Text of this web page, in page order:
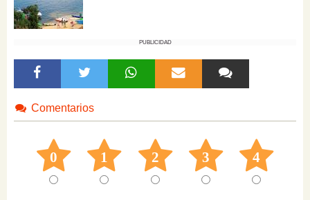
PUBLICIDAD
Comentarios
0 1 2 3 4